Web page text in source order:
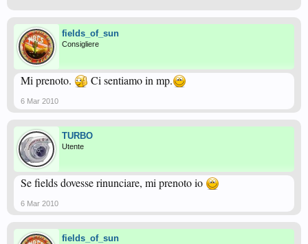
fields_of_sun
Consigliere
Mi prenoto. Ci sentiamo in mp.
6 Mar 2010
TURBO
Utente
Se fields dovesse rinunciare, mi prenoto io
6 Mar 2010
fields_of_sun